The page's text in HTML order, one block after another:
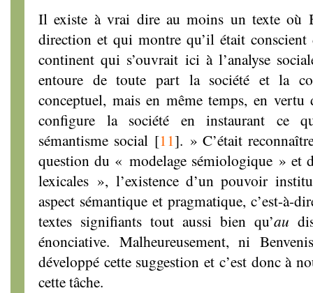
Il existe à vrai dire au moins un texte où
direction et qui montre qu’il était conscient
continent qui s’ouvrait ici à l’analyse
entoure de toute part la société et la
conceptuel, mais en même temps, en
configure la société en instaurant ce
sémantisme social[11]. » C’était
question du « modelage sémiologique » et
lexicales », l’existence d’un pouvoir
aspect sémantique et pragmatique, c’est-à-
textes signifiants tout aussi bien qu’au
énonciative. Malheureusement, ni
développé cette suggestion et c’est donc à
cette tâche.